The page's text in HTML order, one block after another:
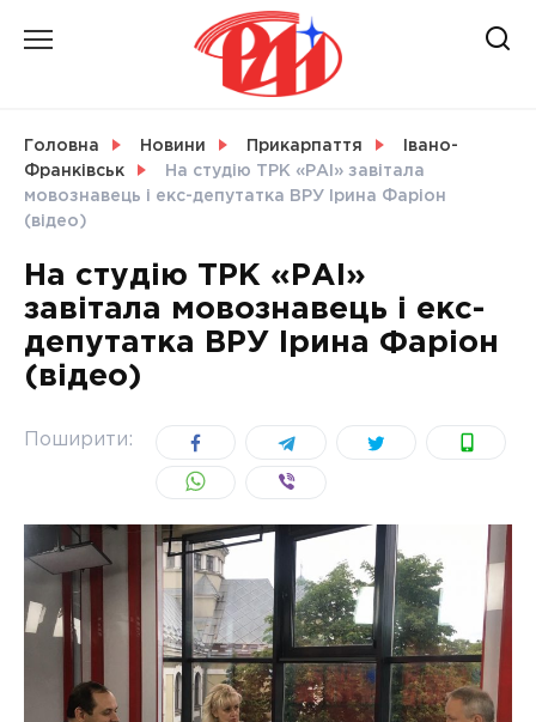
СВІТ
УКРАЇНА
Головна Новини Прикарпаття
Івано-
Франківськ
На студію ТРК «РАІ» завітала
мовознавець і екс-депутатка ВРУ Ірина Фаріон
(відео)
На студію ТРК «РАІ»
завітала мовознавець і екс-
депутатка ВРУ Ірина Фаріон
(відео)
Поширити: